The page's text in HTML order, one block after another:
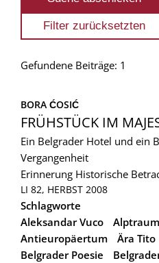
Gefundene Beiträge: 1
BORA ĆOSIĆ
FRÜHSTÜCK IM
Ein Belgrader Hotel und ein
Vergangenheit
Erinnerung Historische
LI 82, HERBST 2008
Schlagworte
Aleksandar Vuco
Antieuropäertum
Ära Tito
Belgrader Poesie